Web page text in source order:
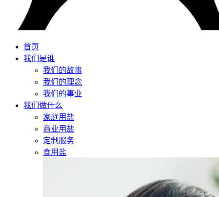
首页
我们是谁
我们的故事
我们的理念
我们的事业
我们做什么
家庭用盐
商业用盐
定制服务
食用盐